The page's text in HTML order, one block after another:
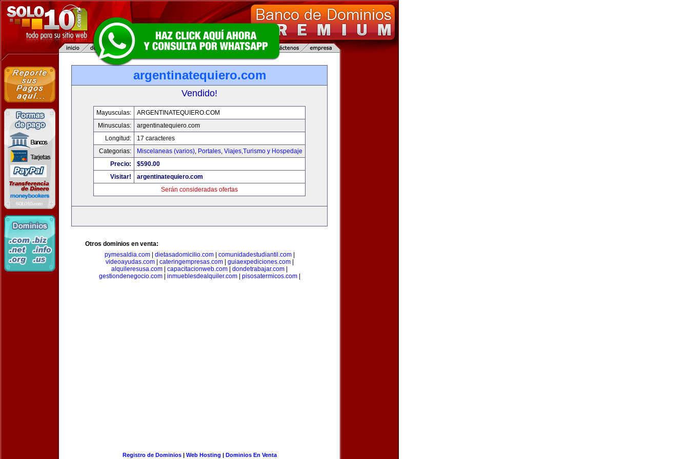
argentinatequiero.com
Vendido!
Mayusculas:
ARGENTINATEQUIERO.COM
Minusculas:
argentinatequiero.com
Longitud:
17 caracteres
Categorias:
Miscelaneas (varios), Portales, Viajes,Turismo y Hospedaje
Precio:
$590.00
Visitar!
argentinatequiero.com
Serán consideradas ofertas
Otros dominios en venta:
pymesaldia.com| dietasadomicilio.com| comunidadestudiantil.com|
videoayudas.com| cateringempresas.com| guiaexpediciones.com|
alquileresusa.com
capacitacionweb.com dondetrabajar.com
gestiondenegocio.com| inmueblesdealquiler.com| pisosatermicos.com|
Registro de Dominios| Web Hosting | Dominios En Venta